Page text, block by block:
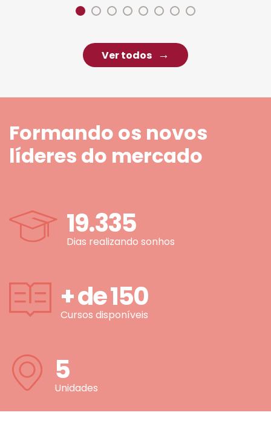
Ver todos
Formando os novos
líderes do mercado
19.335
Dias realizando sonhos
+ de150
Cursos disponíveis
5
Unidades